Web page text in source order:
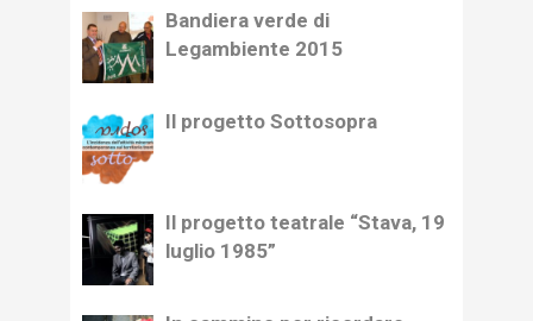
Bandiera verde di
Legambiente 2015
Il progetto Sottosopra
Il progetto teatrale “Stava, 19
luglio 1985”